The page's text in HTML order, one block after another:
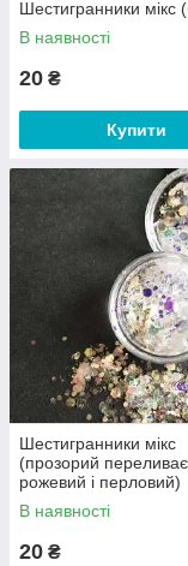
Шестигранники мікс
В наявності
20 ₴
Купити
Шестигранники мікс
(прозорий
рожевий і перловий)
В наявності
20 ₴